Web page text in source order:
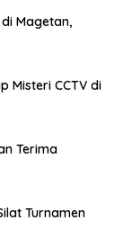
Magetan,
Misteri CCTV di
Terima
Turnamen